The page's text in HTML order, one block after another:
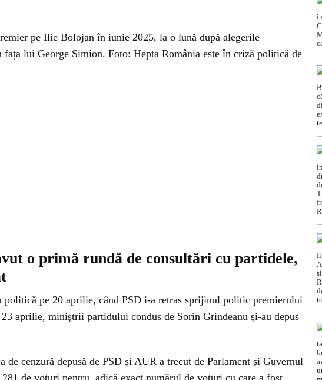
pe Ilie Bolojan în iunie 2025, la o lună după alegerile
fața lui George Simion. Foto: Hepta România este în criză politică de
o primă rundă de consultări cu partidele,
politică pe 20 aprilie, când PSD i-a retras sprijinul politic premierului
aprilie, miniștrii partidului condus de Sorin Grindeanu și-au depus
de cenzură depusă de PSD și AUR a trecut de Parlament și Guvernul
de voturi pentru, adică exact numărul de voturi cu care a fost